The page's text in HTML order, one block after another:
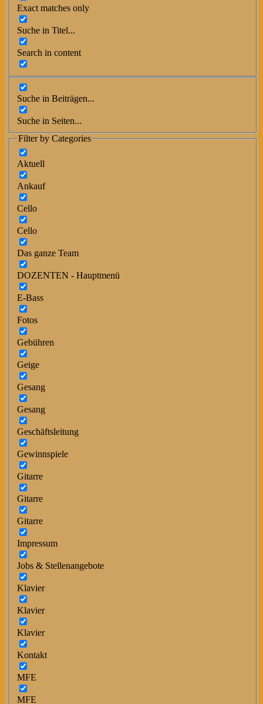
Exact matches only
Suche in Titel...
Search in content
Suche in Beiträgen...
Suche in Seiten...
Filter by Categories
Aktuell
Ankauf
Cello
Cello
Das ganze Team
DOZENTEN - Hauptmenü
E-Bass
Fotos
Gebühren
Geige
Gesang
Gesang
Geschäftsleitung
Gewinnspiele
Gitarre
Gitarre
Gitarre
Impressum
Jobs & Stellenangebote
Klavier
Klavier
Klavier
Kontakt
MFE
MFE